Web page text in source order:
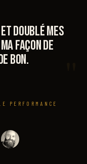
DOUBLÉ MES
FAÇON DE
BON.
PERFORMANCE